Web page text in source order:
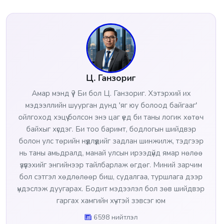
Ц. Ганзориг
Амар мэнд үү? Би бол Ц. Ганзориг. Хэтэрхий их
мэдээллийн шуурган дунд 'яг юу болоод байгааг'
ойлгоход хэцүү болсон энэ цаг үед би таны логик хөтөч
байхыг хүсдэг. Би тоо баримт, бодлогын шийдвэр
болон улс төрийн нүүдлүүдийг задлан шинжилж, тэдгээр
нь таны амьдралд, манай улсын ирээдүйд ямар нөлөө
үзүүлэхийг энгийнээр тайлбарлаж өгдөг. Миний зарчим
бол сэтгэл хөдлөлөөр биш, судалгаа, туршлага дээр
үндэслэж дуугарах. Бодит мэдээлэл бол зөв шийдвэр
гаргах хамгийн хүчтэй зэвсэг юм
6598 нийтлэл